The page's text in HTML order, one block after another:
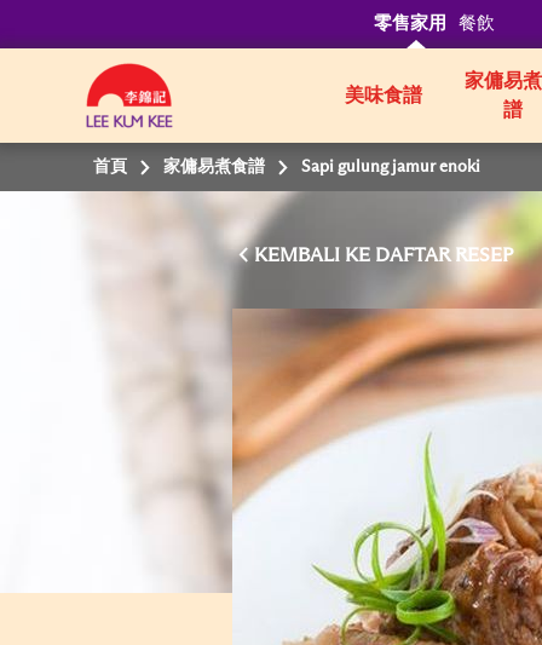
零售家用 餐飲
美味食譜
家傭易
譜
首頁 家傭易煮食譜 Sapi gulung jamur enoki
KEMBALI